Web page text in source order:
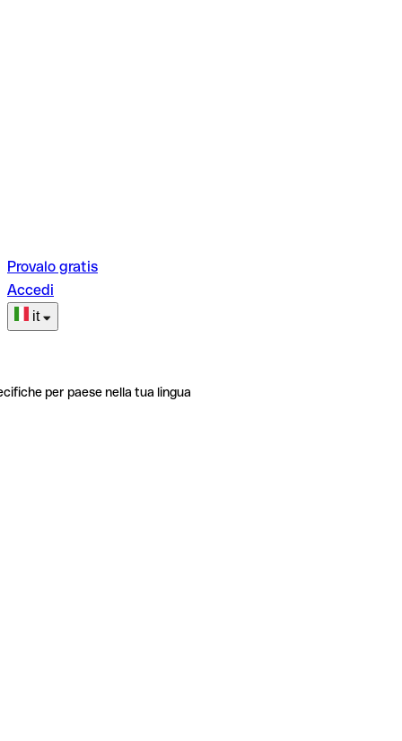
Provalo gratis
Accedi
it
per paese nella tua lingua